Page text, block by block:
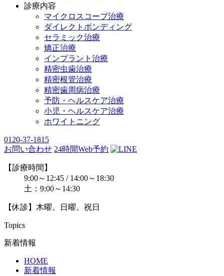
診療内容
マイクロスコープ治療
ダイレクトボンディング
セラミック治療
矯正治療
インプラント治療
精密虫歯治療
精密根管治療
精密歯周病治療
予防・ヘルスケア治療
小児・ヘルスケア治療
ホワイトニング
0120-37-1815
お問い合わせ 24時間Web予約
【診療時間】
9:00～12:45 / 14:00～18:30
土：9:00～14:30
【休診】木曜、日曜、祝日
Topics
新着情報
HOME
新着情報